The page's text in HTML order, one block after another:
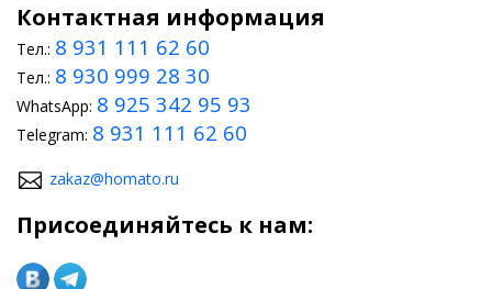
Контактная информация
Тел.: 8 931 111 62 60
Тел.: 8 930 999 28 30
WhatsApp: 8 925 342 95 93
Telegram: 8 931 111 62 60
zakaz@homato.ru
Присоединяйтесь к нам: